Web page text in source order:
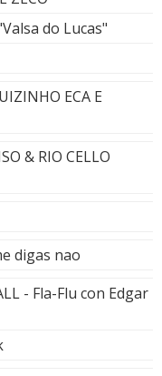
do Lucas"
ECA E
& RIO CELLO
digas nao
- Fla-Flu con Edgar